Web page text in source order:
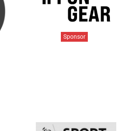
Sponsor